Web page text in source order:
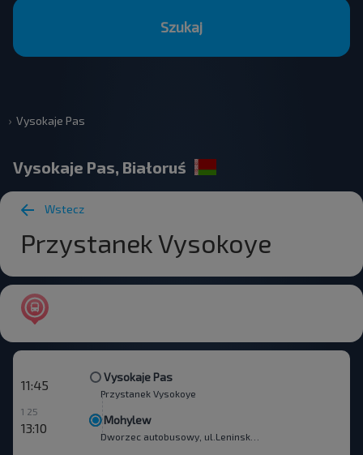
Szukaj
Vysokaje Pas
Vysokaje Pas, Białoruś
Wstecz
Przystanek Vysokoye
11:45
Vysokaje Pas
Przystanek Vysokoye
1 25
13:10
Mohylew